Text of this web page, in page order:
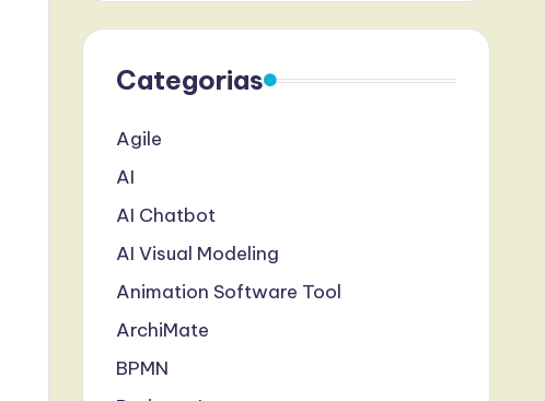
Categorias
Agile
AI
AI Chatbot
AI Visual Modeling
Animation Software Tool
ArchiMate
BPMN